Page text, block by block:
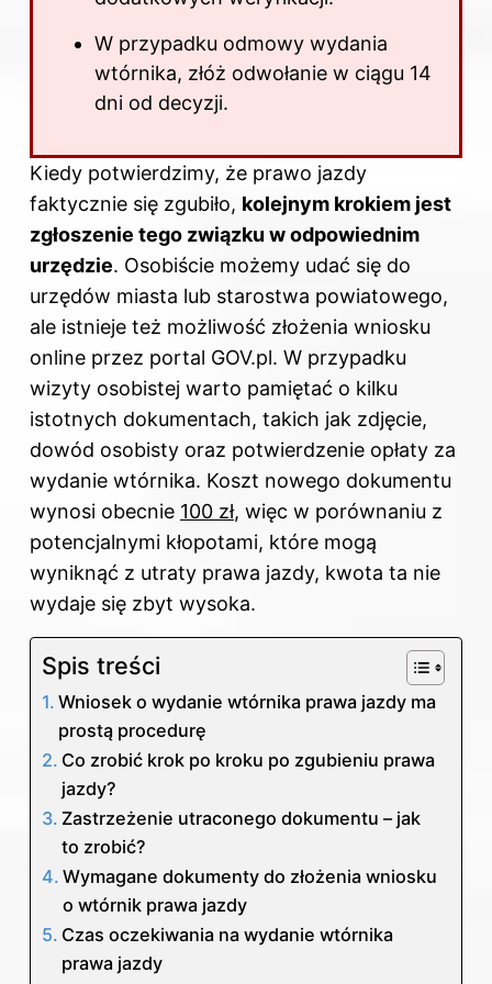
W przypadku odmowy wydania
wtórnika, złóż odwołanie w ciągu 14
dni od decyzji.
Kiedy potwierdzimy, że prawo jazdy
faktycznie się zgubiło, kolejnym krokiem jest
zgłoszenie tego związku w odpowiednim
urzędzie. Osobiście możemy udać się do
urzędów miasta lub starostwa powiatowego,
ale istnieje też możliwość złożenia wniosku
online przez portal GOV.pl. W przypadku
wizyty osobistej warto pamiętać o kilku
istotnych dokumentach, takich jak zdjęcie,
dowód osobisty oraz potwierdzenie opłaty za
wydanie wtórnika. Koszt nowego dokumentu
wynosi obecnie 100 zł, więc w porównaniu z
potencjalnymi kłopotami, które mogą
wyniknąć z utraty prawa jazdy, kwota ta nie
wydaje się zbyt wysoka.
Spis treści
Wniosek o wydanie wtórnika prawa jazdy ma
prostą procedurę
Co zrobić krok po kroku po zgubieniu prawa
jazdy?
Zastrzeżenie utraconego dokumentu – jak
to zrobić?
Wymagane dokumenty do złożenia wniosku
o wtórnik prawa jazdy
Czas oczekiwania na wydanie wtórnika
prawa jazdy